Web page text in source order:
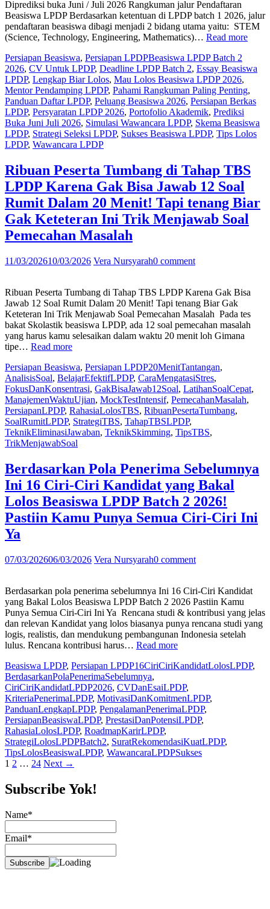
Persamaan
Linier
Dua
Variabel”
Diprediksi buka Juni / Juli 2026 Rangkuman jalur Pendaftaran
Beasiswa LPDP Berdasarkan ketentuan di LPDP batch 1 2026, jalur
pendaftaran beasiswa dibagi menjadi 2 bidang utama yaitu: STEM
(Science, Technology, Engineering, Mathematics)… Read more“Mau
LPDP
dan
Lolos
Batch
2
2026
Persiapan Beasiswa, Persiapan LPDPBeasiswa LPDP Batch 2
2026, CV Untuk LPDP, Deadline LPDP Batch 2, Essay Beasiswa
LPDP, Lengkap Biar Lolos, Mau Lolos Beasiswa LPDP 2026,
Mentor Pendamping LPDP, Pahami Rangkuman Paling Penting,
Panduan Daftar LPDP, Peluang Beasiswa 2026, Persiapan Berkas
LPDP, Persyaratan LPDP 2026, Portofolio Akademik, Prediksi
Buka Juni Juli 2026, Simulasi Wawancara LPDP, Skema Beasiswa
LPDP, Strategi Seleksi LPDP, Sukses Beasiswa LPDP, Tips Lolos
LPDP, Wawancara LPDP
Ribuan Peserta Tumbang di Tahap TBS
LPDP Karena Gak Bisa Jawab 12 Soal
Rumit Dalam 20 Menit! Tapi tenang Biar
Gak Keteteran Ini Trik Menjawab Soal
Pemecahan Masalah
11/03/202610/03/2026 Vera Nursyarah0 comment
Ribuan Peserta Tumbang di Tahap TBS LPDP Karena Gak Bisa
Jawab 12 Soal Rumit Dalam 20 Menit! Tapi tenang Biar Gak
Keteteran Ini Trik Menjawab Soal Pemecahan Masalah Pada tes
bakat Skolastik beasiswa LPDP, ada 12 soal pemecahan masalah
yang harus kamu selesaikan dalam waktu 20 menit loh Gimana
tipe… Read more“Ribuan
Tumbang
di
Tahap
TBS
LPDP
Karena
Gak
Bisa
12
Soal
Rumit
Dalam
20
Menit!
Gak
Trik
Menjawab
Soal
Pemecahan
Masalah”
Persiapan Beasiswa, Persiapan LPDP20MenitTantangan,
AnalisisSoal, BelajarEfektifLPDP, CaraMengatasiStres,
FokusDanKonsentrasi, GakBisaJawab12Soal, LatihanSoalCepat,
ManajemenWaktuUjian, MockTestIntensif, PemecahanMasalah,
PersiapanLPDP, RahasiaLolosTBS, RibuanPesertaTumbang,
SoalRumitLPDP, StrategiTBS, TahapTBSLPDP,
TeknikEliminasiJawaban, TeknikSkimming, TipsTBS,
TrikMenjawabSoal
Berdasarkan Pola Penerima Sebelumnya
Ini 16 Ciri-Ciri Kandidat yang Bakal
Lolos Beasiswa LPDP Batch 2 2026!
Pastiin Kamu Punya Semua Ciri-Ciri Ini
Ya
07/03/202606/03/2026 Vera Nursyarah0 comment
Berdasarkan pola penerima sebelumnya Ini 16 Ciri-Ciri Kandidat
yang Bakal Lolos Beasiswa LPDP Batch 2 2026 Pastiin Kamu
Punya Semua Ciri-Ciri Ini Ya Rencana studi & kontribusi yang jelas
dan relevan Kandidat yang lolos biasanya punya rencana studi yang
logis, realistis, dan mendukung pembangunan Indonesia setelah
lulus. Rencana kontribusi harus… Read more“Berdasarkan
Penerima
Ini
16
Ciri-
Ciri
yang
Bakal
Beasiswa LPDP, Persiapan LPDP16CiriCiriKandidatLolosLPDP,
BerdasarkanPolaPenerimaSebelumnya,
CiriCiriKandidatLPDP2026, CVDanEsaiLPDP,
KriteriaPenerimaLPDP, MotivasiDanKomitmenLPDP,
PanduanLengkapLPDP, PengalamanPenerimaLPDP,
PersiapanBeasiswaLPDP, PrestasiDanPotensiLPDP,
RahasiaLolosLPDP, RoadmapKarirLPDP,
StrategiLolosLPDPBatch2, SuratRekomendasiKuatLPDP,
TipsLolosBeasiswaLPDP, WawancaraLPDPSukses
Posts
navigation
Page
1 Page
2 … Page
24 Next →
Subscribe Yok!
Name*
Email*